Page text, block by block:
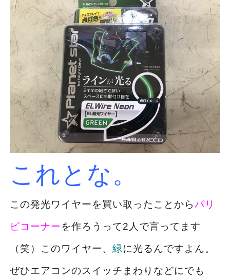
これとな。
この発光ワイヤーを買い取ったことからパリ
ピコーナーを作ろうって2人で言ってます
（笑）このワイヤー、 緑に光るんですよん。
ぜひエアコンのスイッチまわりなどにでも